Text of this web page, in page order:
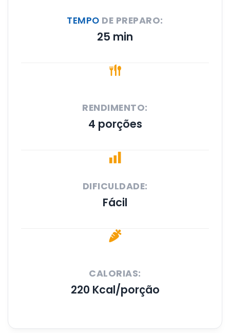
TEMPO DE PREPARO:
25 min
RENDIMENTO:
4 porções
DIFICULDADE:
Fácil
CALORIAS:
220 Kcal/porção